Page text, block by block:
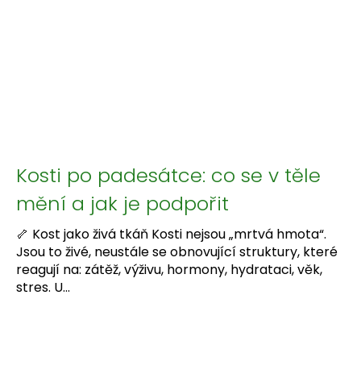
Kosti po padesátce: co se v těle
mění a jak je podpořit
🦴 Kost jako živá tkáň Kosti nejsou „mrtvá hmota“.
Jsou to živé, neustále se obnovující struktury, které
reagují na: zátěž, výživu, hormony, hydrataci, věk,
stres. U...